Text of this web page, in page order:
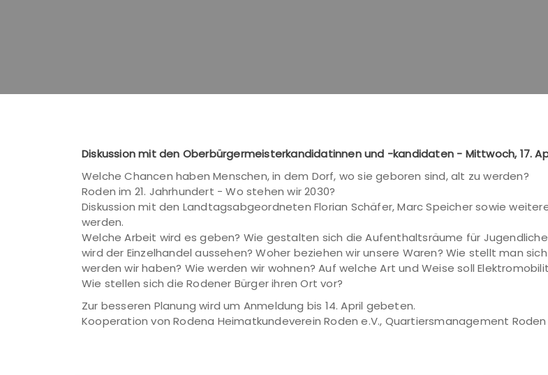
Diskussion mit den Oberbürgermeisterkandidatinnen und -kandidaten - Mittwoch, 17.
Welche Chancen haben Menschen, in dem Dorf, wo sie geboren sind, alt zu werden?
Roden im 21. Jahrhundert - Wo stehen wir 2030?
Diskussion mit den Landtagsabgeordneten Florian Schäfer, Marc Speicher sowie
werden.
Welche Arbeit wird es geben? Wie gestalten sich die Aufenthaltsräume für
wird der Einzelhandel aussehen? Woher beziehen wir unsere Waren? Wie stellt man
werden wir haben? Wie werden wir wohnen? Auf welche Art und Weise soll
Wie stellen sich die Rodener Bürger ihren Ort vor?
Zur besseren Planung wird um Anmeldung bis 14. April gebeten.
Kooperation von Rodena Heimatkundeverein Roden e.V., Quartiersmanagement Roden